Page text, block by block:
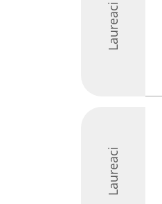
Laureaci
Laureaci